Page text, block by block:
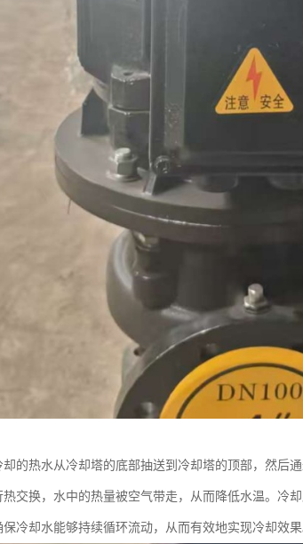
的热水从冷却塔的底部抽送到冷却塔的顶部，然后
热交换，水中的热量被空气带走，从而降低水温。冷
冷却水能够持续循环流动，从而有效地实现冷却效果